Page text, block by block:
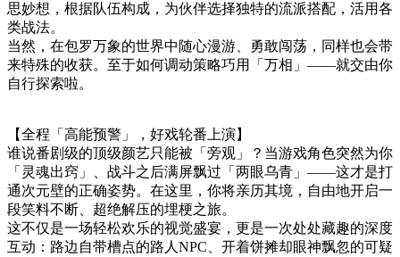
思妙想，根据队伍构成，为伙伴选择独特的流派搭配，活用各
类战法。
当然，在包罗万象的世界中随心漫游、勇敢闯荡，同样也会带
来特殊的收获。至于如何调动策略巧用「万相」——就交由你
自行探索啦。
【全程「高能预警」，好戏轮番上演】
谁说番剧级的顶级颜艺只能被「旁观」？当游戏角色突然为你
「灵魂出窍」、战斗之后满屏飘过「两眼乌青」——这才是打
通次元壁的正确姿势。在这里，你将亲历其境，自由地开启一
段笑料不断、超绝解压的埋梗之旅。
这不仅是一场轻松欢乐的视觉盛宴，更是一次处处藏趣的深度
互动：路边自带槽点的路人NPC、开着饼摊却眼神飘忽的可疑